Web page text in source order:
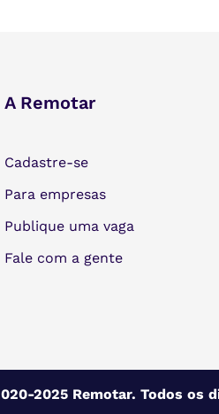
A Remotar
Cadastre-se
Para empresas
Publique uma vaga
Fale com a gente
2025 Remotar. Todos os